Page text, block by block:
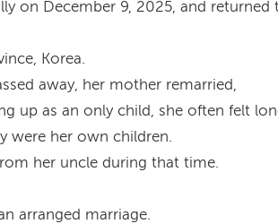
on December 9, 2025, and returned
Korea.
away, her mother remarried,
up as an only child, she often felt
were her own children.
her uncle during that time.
arranged marriage.